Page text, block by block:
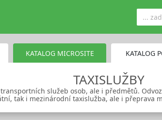
KATALOG MICROSITE KATALOG
TAXISLUŽBY
služeb osob, ale i předmětů.
tak i mezinárodní taxislužba, ale i přeprava